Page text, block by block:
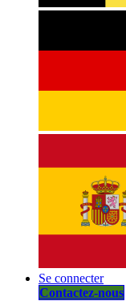
Se connecter
Contactez-nous